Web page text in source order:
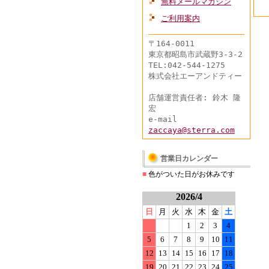
ご利用案内
〒164-0011
東京都昭島市武蔵野3-3-2
TEL:042-544-1275
株式会社エーアンドティー
店舗運営責任者: 鈴木 隆
宏
e-mail
zaccaya@sterra.com
営業日カレンダー
■ 色がついた日がお休みです
2026/4
日 月 火 水 木 金 土
1
2 3
4
5
6 7 8 9 10
11
12
13 14 15 16 17
18
19 20 21 22 23 24 25